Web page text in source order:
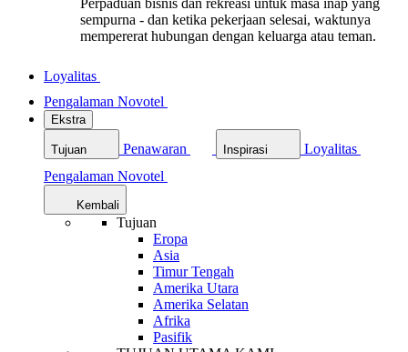
Perpaduan bisnis dan rekreasi untuk masa inap yang
sempurna - dan ketika pekerjaan selesai, waktunya
mempererat hubungan dengan keluarga atau teman.
Loyalitas
Pengalaman Novotel
Ekstra
Tujuan Penawaran Inspirasi
Loyalitas
Pengalaman Novotel
Kembali
Tujuan
Eropa
Asia
Timur Tengah
Amerika Utara
Amerika Selatan
Afrika
Pasifik